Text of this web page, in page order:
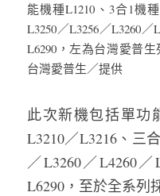
能機種L1210、3合1機
L3250／L3256／L3260
L6290，左為台灣愛普
台灣愛普生／提供
此次新機包括單功
L3210／L3216、三
／L3260／L4260
L6290，至於全系列